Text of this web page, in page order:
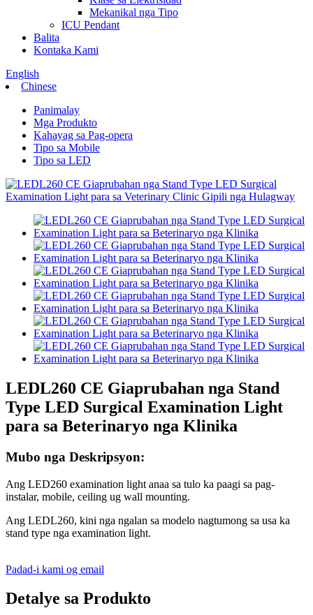
Mekanikal nga Tipo
ICU Pendant
Balita
Kontaka Kami
English
Chinese
Panimalay
Mga Produkto
Kahayag sa Pag-opera
Tipo sa Mobile
Tipo sa LED
LEDL260 CE Giaprubahan nga Stand
Type LED Surgical Examination Light
para sa Beterinaryo nga Klinika
Mubo nga Deskripsyon:
Ang LED260 examination light anaa sa tulo ka paagi sa pag-
instalar, mobile, ceiling ug wall mounting.
Ang LEDL260, kini nga ngalan sa modelo nagtumong sa usa ka
stand type nga examination light.
Padad-i kami og email
Detalye sa Produkto